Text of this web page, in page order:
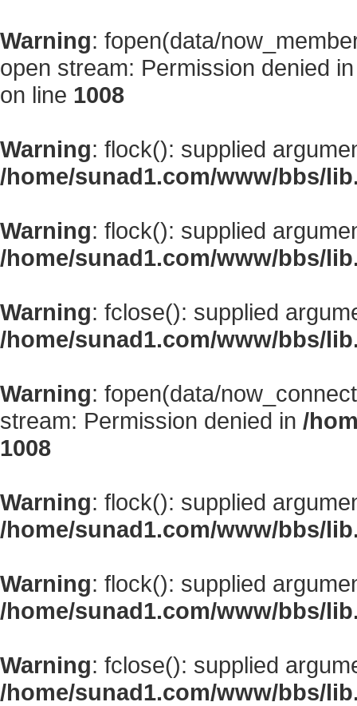
Warning: fopen(data/
open stream: Permission denied
on line 1008
Warning: flock(): supplied
/home/sunad1.com/www/bbs/
Warning: flock(): supplied
/home/sunad1.com/www/bbs/
Warning: fclose(): supplied
/home/sunad1.com/www/bbs/
Warning: fopen(data/
stream: Permission denied in /
1008
Warning: flock(): supplied
/home/sunad1.com/www/bbs/
Warning: flock(): supplied
/home/sunad1.com/www/bbs/
Warning: fclose(): supplied
/home/sunad1.com/www/bbs/